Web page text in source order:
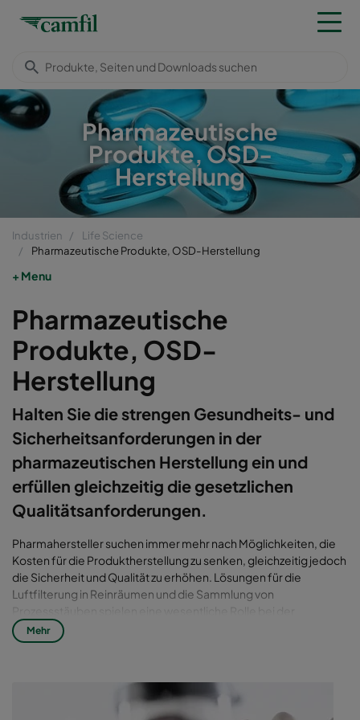
Pharmazeutische
Produkte, OSD-
Herstellung
Industrien
Life Science
Pharmazeutische Produkte, OSD-Herstellung
Menu
Pharmazeutische
Produkte, OSD-
Herstellung
Halten Sie die strengen Gesundheits- und
Sicherheitsanforderungen in der
pharmazeutischen Herstellung ein und
erfüllen gleichzeitig die gesetzlichen
Qualitätsanforderungen.
Pharmahersteller suchen immer mehr nach Möglichkeiten, die
Kosten für die Produktherstellung zu senken, gleichzeitig jedoch
die Sicherheit und Qualität zu erhöhen. Lösungen für die
Luftfilterung in Reinräumen und die Sammlung von
Prozessstäuben spielen eine wesentliche Rolle bei der
Sicherstellung der Herstellung qualitativ hochwertiger
pharmazeutischer Produkte bei gleichzeitiger Steigerung des
Prozesse für die feste orale Darreichungsform sehen sich zwei
wesentlichen Herausforderungen gegenüber. Erstens übt der
Mehr